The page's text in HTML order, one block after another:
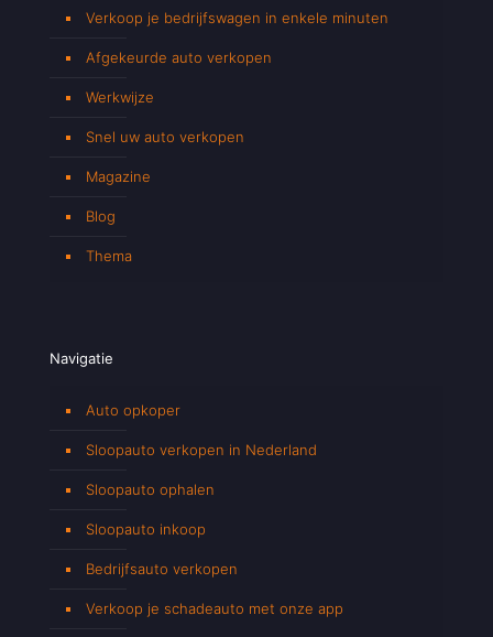
Verkoop je bedrijfswagen in enkele minuten
Afgekeurde auto verkopen
Werkwijze
Snel uw auto verkopen
Magazine
Blog
Thema
Navigatie
Auto opkoper
Sloopauto verkopen in Nederland
Sloopauto ophalen
Sloopauto inkoop
Bedrijfsauto verkopen
Verkoop je schadeauto met onze app